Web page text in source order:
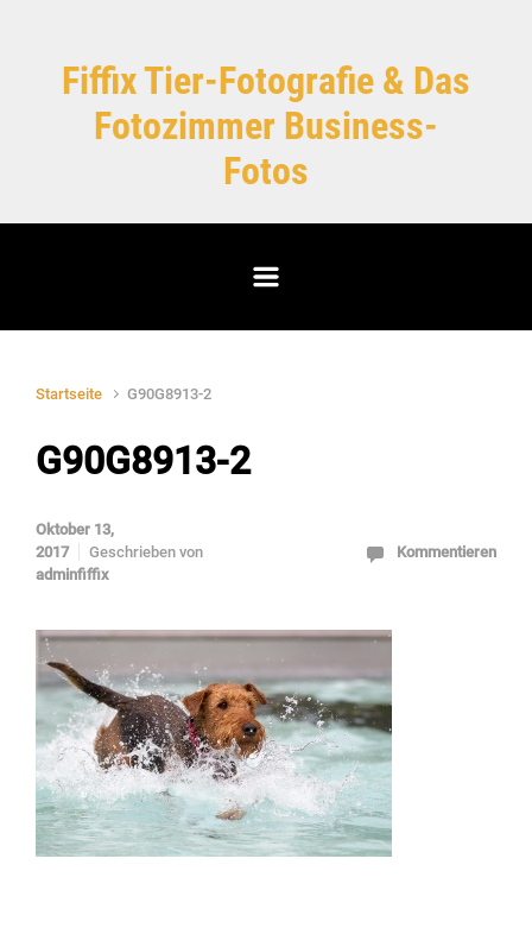
Fiffix Tier-Fotografie & Das
Fotozimmer Business-
Fotos
Startseite G90G8913-2
G90G8913-2
Oktober 13,
2017
Geschrieben von
adminfiffix
Kommentieren